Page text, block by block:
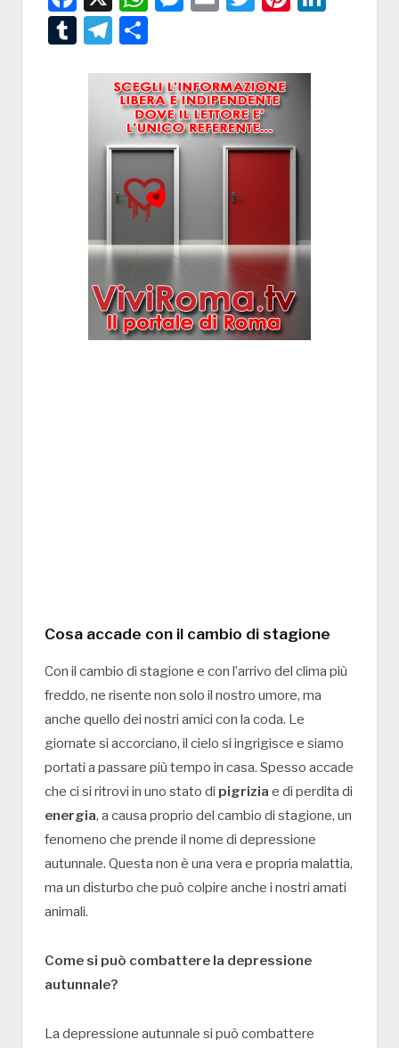
TumblrTelegram
Cosa accade con il cambio di stagione
Con il cambio di stagione e con l’arrivo del clima più
freddo, ne risente non solo il nostro umore, ma
anche quello dei nostri amici con la coda. Le
giornate si accorciano, il cielo si ingrigisce e siamo
portati a passare più tempo in casa. Spesso accade
che ci si ritrovi in uno stato di pigrizia e di perdita di
energia, a causa proprio del cambio di stagione, un
fenomeno che prende il nome di depressione
autunnale. Questa non è una vera e propria malattia,
ma un disturbo che può colpire anche i nostri amati
animali.
Come si può combattere la depressione
autunnale?
La depressione autunnale si può combattere